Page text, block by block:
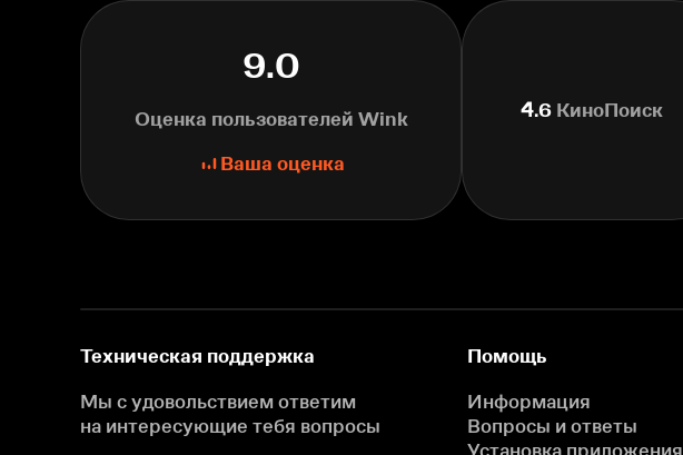
9.0
Оценка пользователей Wink
Ваша оценка
4.6КиноПоиск
Техническая поддержка
Мы с удовольствием ответим
на интересующие тебя вопросы
Помощь
Информация
Вопросы и ответы
Установка приложения